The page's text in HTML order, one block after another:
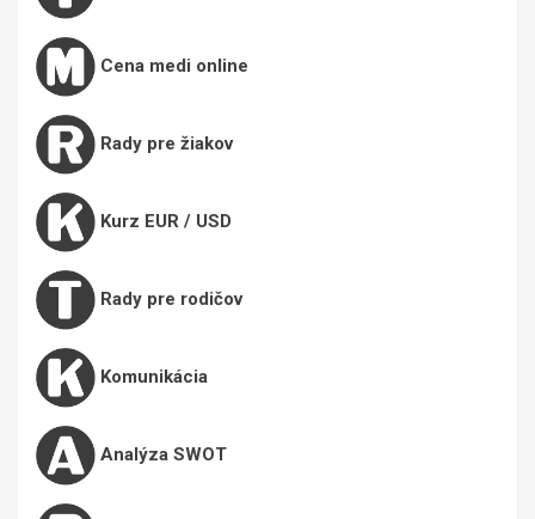
Cena medi online
Rady pre žiakov
Kurz EUR / USD
Rady pre rodičov
Komunikácia
Analýza SWOT